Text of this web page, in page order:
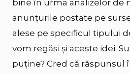
bine în urma analizelor de
anunțurile postate pe
alese pe specificul tipului
vom regăsi și aceste idei.
puține? Cred că răspunsul